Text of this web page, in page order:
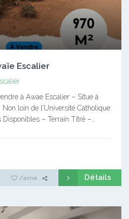
Escalier
à Awae Escalier – Situé à
loin de l’Université Catholique
Disponibles – Terrain Titré –…
J'aime Détails